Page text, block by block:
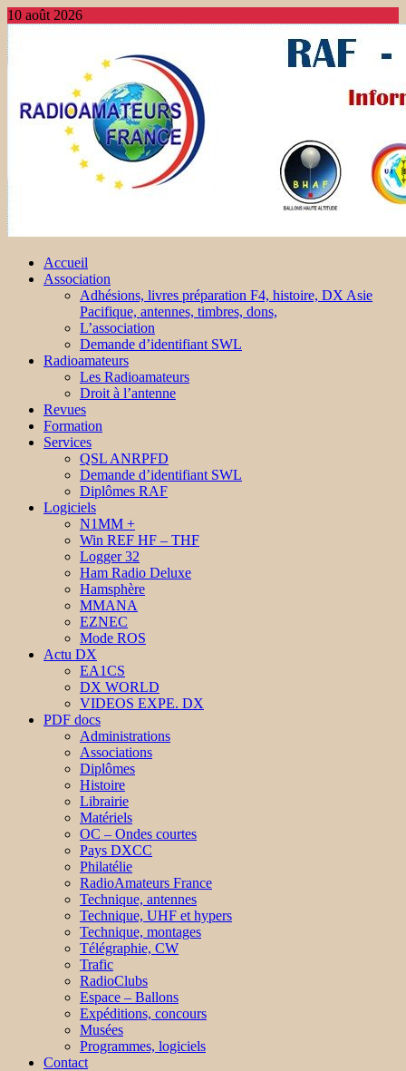
10 août 2026
Accueil
Association
Adhésions, livres préparation F4, histoire, DX Asie
Pacifique, antennes, timbres, dons,
L’association
Demande d’identifiant SWL
Radioamateurs
Les Radioamateurs
Droit à l’antenne
Revues
Formation
Services
QSL ANRPFD
Demande d’identifiant SWL
Diplômes RAF
Logiciels
N1MM +
Win REF HF – THF
Logger 32
Ham Radio Deluxe
Hamsphère
MMANA
EZNEC
Mode ROS
Actu DX
EA1CS
DX WORLD
VIDEOS EXPE. DX
PDF docs
Administrations
Associations
Diplômes
Histoire
Librairie
Matériels
OC – Ondes courtes
Pays DXCC
Philatélie
RadioAmateurs France
Technique, antennes
Technique, UHF et hypers
Technique, montages
Télégraphie, CW
Trafic
RadioClubs
Espace – Ballons
Expéditions, concours
Musées
Programmes, logiciels
Contact